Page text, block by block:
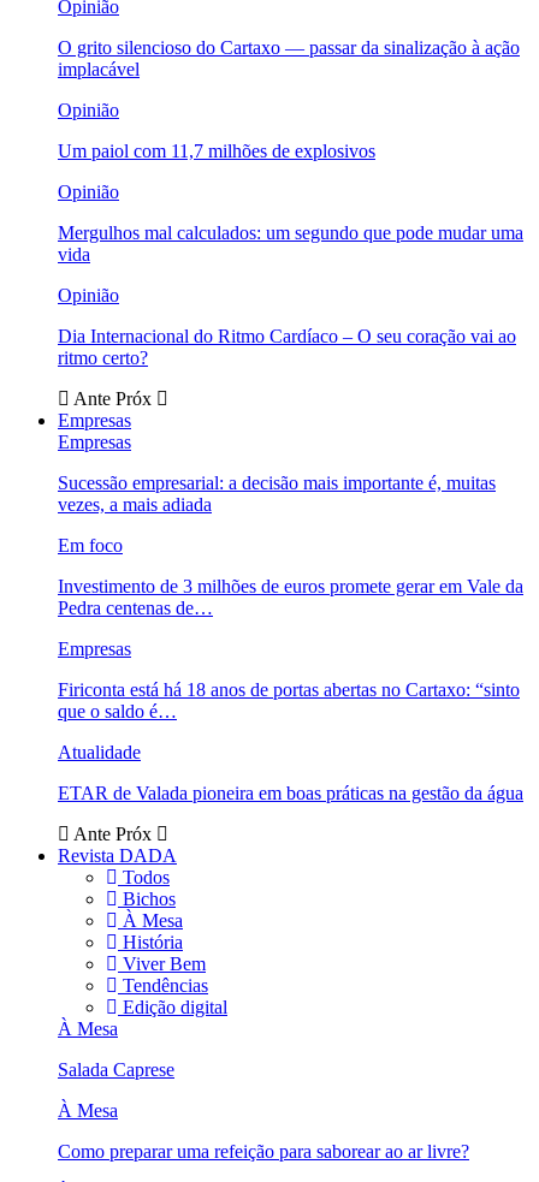
Opinião
O grito silencioso do Cartaxo — passar da sinalização à ação
implacável
Opinião
Um paiol com 11,7 milhões de explosivos
Opinião
Mergulhos mal calculados: um segundo que pode mudar uma
vida
Opinião
Dia Internacional do Ritmo Cardíaco – O seu coração vai ao
ritmo certo?
Ante Próx
Empresas
Empresas
Sucessão empresarial: a decisão mais importante é, muitas
vezes, a mais adiada
Em foco
Investimento de 3 milhões de euros promete gerar em Vale da
Pedra centenas de…
Empresas
Firiconta está há 18 anos de portas abertas no Cartaxo: “sinto
que o saldo é…
Atualidade
ETAR de Valada pioneira em boas práticas na gestão da água
Ante Próx
Revista DADA
Todos
Bichos
À Mesa
História
Viver Bem
Tendências
Edição digital
À Mesa
Salada Caprese
À Mesa
Como preparar uma refeição para saborear ao ar livre?